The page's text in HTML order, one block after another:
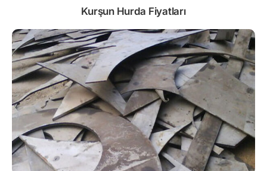
Kurşun Hurda Fiyatları